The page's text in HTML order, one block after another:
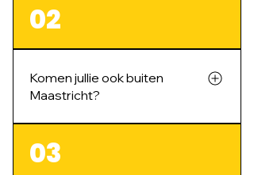
rookkanaal horen bij elkaar, dus
02
Komen jullie ook buiten
Maastricht?
Ja. We werken in Zuid-Limburg
en omgeving, bijvoorbeeld voor
03